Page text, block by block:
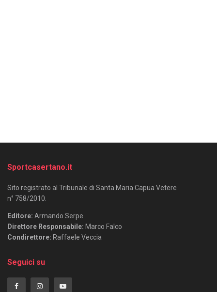
Sportcasertano.it
Sito registrato al Tribunale di Santa Maria Capua Vetere
n° 758/2010.
Editore: Armando Serpe
Direttore Responsabile: Marco Falco
Condirettore: Raffaele Veccia
Seguici su